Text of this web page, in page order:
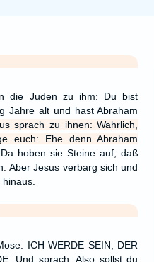
die Juden zu ihm: Du bist
Jahre alt und hast Abraham
sprach zu ihnen: Wahrlich,
euch: Ehe denn Abraham
Da hoben sie Steine auf, daß
Aber Jesus verbarg sich und
ICH WERDE SEIN, DER
Und sprach: Also sollst du